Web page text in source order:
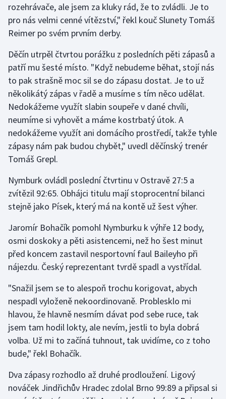
Plavání
Plážový volejbal
Ragby
Rychlobruslení
Rychlostní kanoistika
Short track
Sportovní střelba
Stolní tenis
Triatlon
Veslování
Vodní slalom
Ostatní
rozehrávače, ale jsem za kluky rád, že to zvládli. Je to
pro nás velmi cenné vítězství," řekl kouč Slunety Tomáš
Reimer po svém prvním derby.
Děčín utrpěl čtvrtou porážku z posledních pěti zápasů a
patří mu šesté místo. "Když nebudeme běhat, stojí nás
to pak strašně moc sil se do zápasu dostat. Je to už
několikátý zápas v řadě a musíme s tím něco udělat.
Nedokážeme využít slabin soupeře v dané chvíli,
neumíme si vyhovět a máme kostrbatý útok. A
nedokážeme využít ani domácího prostředí, takže tyhle
zápasy nám pak budou chybět," uvedl děčínský trenér
Tomáš Grepl.
Nymburk ovládl poslední čtvrtinu v Ostravě 27:5 a
zvítězil 92:65. Obhájci titulu mají stoprocentní bilanci
stejně jako Písek, který má na kontě už šest výher.
Jaromír Bohačík pomohl Nymburku k výhře 12 body,
osmi doskoky a pěti asistencemi, než ho šest minut
před koncem zastavil nesportovní faul Baileyho při
nájezdu. Český reprezentant tvrdě spadl a vystřídal.
"Snažil jsem se to alespoň trochu korigovat, abych
nespadl vyloženě nekoordinovaně. Problesklo mi
hlavou, že hlavně nesmím dávat pod sebe ruce, tak
jsem tam hodil lokty, ale nevím, jestli to byla dobrá
volba. Už mi to začíná tuhnout, tak uvidíme, co z toho
bude," řekl Bohačík.
Dva zápasy rozhodlo až druhé prodloužení. Ligový
nováček Jindřichův Hradec zdolal Brno 99:89 a připsal si